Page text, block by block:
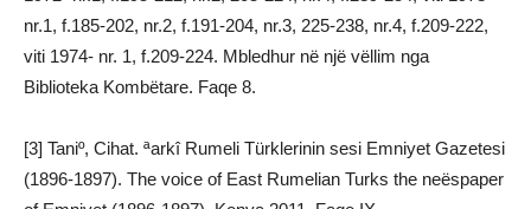
nr.1, f.185-202, nr.2, f.191-204, nr.3, 225-238, nr.4, f.209-222,
viti 1974- nr. 1, f.209-224. Mbledhur në një vëllim nga
Biblioteka Kombëtare. Faqe 8.
[3] Taniº, Cihat. ªarkî Rumeli Türklerinin sesi Emniyet Gazetesi
(1896-1897). The voice of East Rumelian Turks the neëspaper